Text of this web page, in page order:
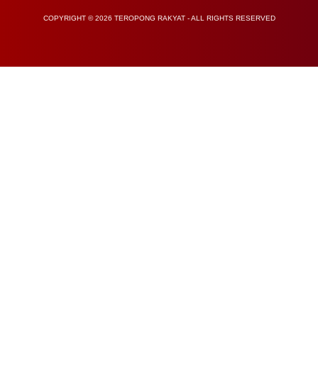
COPYRIGHT © 2026 TEROPONG RAKYAT - ALL RIGHTS RESERVED